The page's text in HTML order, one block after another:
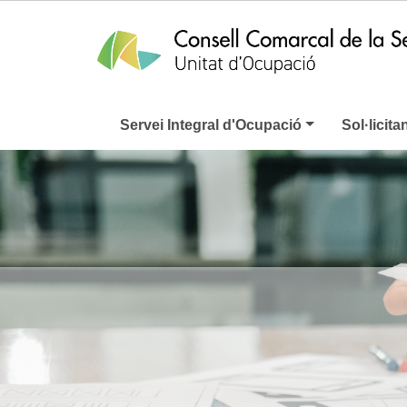
Servei Integral d'Ocupació